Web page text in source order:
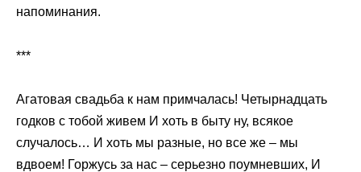
напоминания.
***
Агатовая свадьба к нам примчалась! Четырнадцать
годков с тобой живем И хоть в быту ну, всякое
случалось… И хоть мы разные, но все же – мы
вдвоем! Горжусь за нас – серьезно поумневших, И